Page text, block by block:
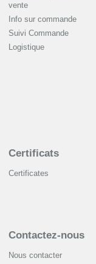
vente
Info sur commande
Suivi Commande
Logistique
Certificats
Certificates
Contactez-nous
Nous contacter